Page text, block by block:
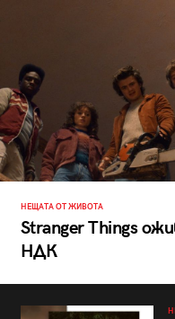
НЕЩАТА ОТ ЖИВОТА
Stranger Things
НДК